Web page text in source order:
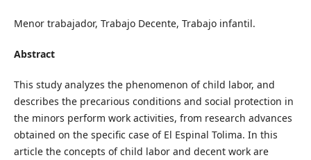
Menor trabajador, Trabajo Decente, Trabajo infantil.
Abstract
This study analyzes the phenomenon of child labor, and
describes the precarious conditions and social protection in
the minors perform work activities, from research advances
obtained on the specific case of El Espinal Tolima. In this
article the concepts of child labor and decent work are